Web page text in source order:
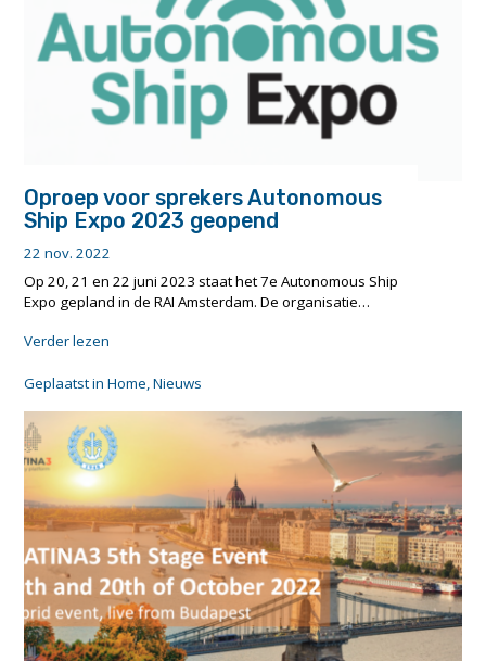
Oproep voor sprekers Autonomous
Ship Expo 2023 geopend
22 nov. 2022
Op 20, 21 en 22 juni 2023 staat het 7e Autonomous Ship
Expo gepland in de RAI Amsterdam. De organisatie…
Verder lezen
sprekers
Autonomous
Ship
Expo
2023
Geplaatst inHome,Nieuws